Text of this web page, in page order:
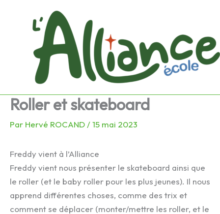
Roller et skateboard
Par Hervé ROCAND /15 mai 2023
Freddy vient à l’Alliance
Freddy vient nous présenter le skateboard ainsi que
le roller (et le baby roller pour les plus jeunes). Il nous
apprend différentes choses, comme des trix et
comment se déplacer (monter/mettre les roller, et le